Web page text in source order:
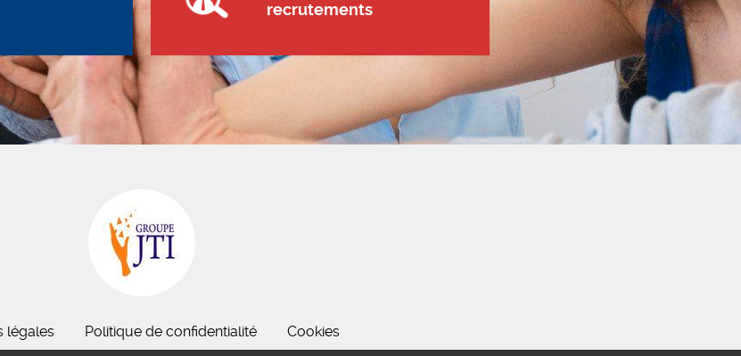
recrutements
légales Politique de confidentialité Cookies